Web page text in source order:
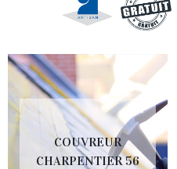
COUVREUR
CHARPENTIER 56